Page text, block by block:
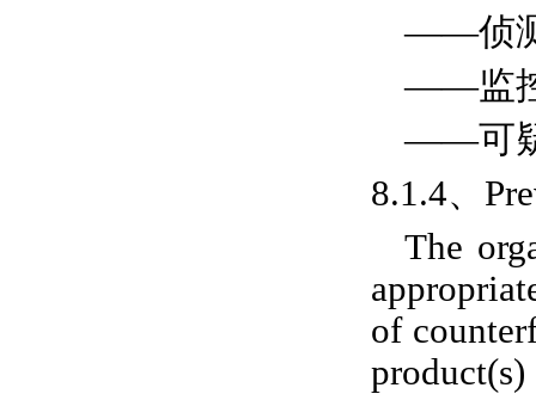
——侦
——监
——可疑
8.1.4、
The
of
product(s)